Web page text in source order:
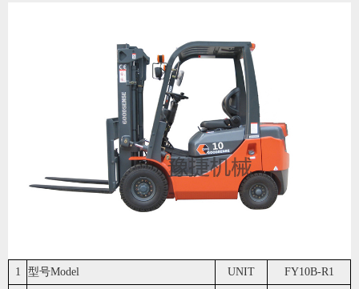
1 型号Model UNIT FY10B-R1